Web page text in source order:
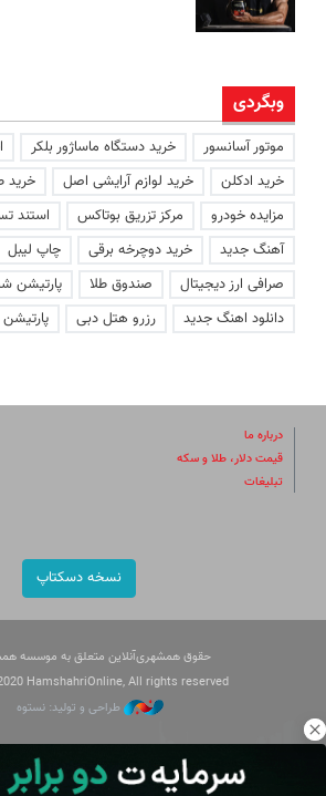
وبگردی
موتور آسانسور خرید دستگاه ماساژور بلکر
خرید ادکلن
خرید لوازم آرایشی اصل
خرید
مزایده خودرو
مرکز تزریق بوتاکس استند
آهنگ جدید
خرید دوچرخه برقی چاپ لیبل
صرافی ارز دیجیتال
صندوق طلا
پارتیشن
دانلود اهنگ جدید
رزرو هتل دبی
درباره ما
قیمت دلار، طلا و سکه
تبلیغات
نسخه دسکتاپ
حقوق همشهری‌آنلاین متعلق به موسسه
HamshahriOnline, All rights reserved
طراحی و تولید: نستوه